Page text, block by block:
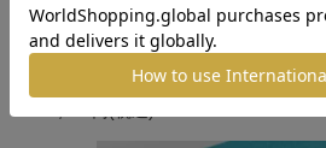
色箔銀彩 水色3寸6分（10枚入）